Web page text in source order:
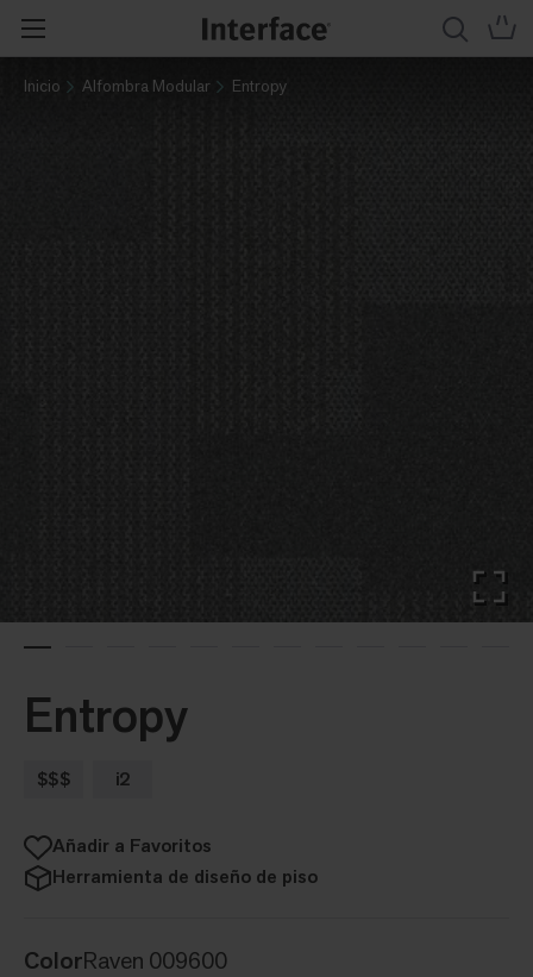
Inicio Alfombra Modular Entropy
Entropy
$$$ i2
Añadir a Favoritos
Herramienta de diseño de piso
ColorRaven 009600